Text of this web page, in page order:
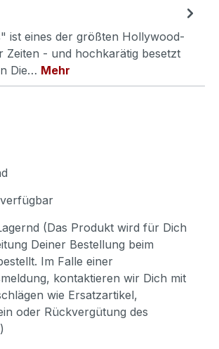
ist eines der größten Hollywood-
Zeiten - und hochkarätig besetzt
Die… Mehr
(Das Produkt wird für Dich
Deiner Bestellung beim
Im Falle einer
kontaktieren wir Dich mit
wie Ersatzartikel,
oder Rückvergütung des